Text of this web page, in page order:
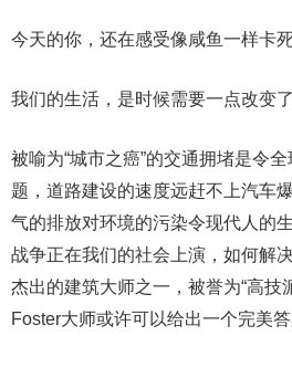
今天的你，还在感受像咸鱼一样卡
我们的生活，是时候需要一点改变了
被喻为“城市之癌”的交通拥堵是令
题，道路建设的速度远赶不上汽车
气的排放对环境的污染令现代人的
战争正在我们的社会上演，如何解
杰出的建筑大师之一，被誉为“高技
Foster大师或许可以给出一个完美答